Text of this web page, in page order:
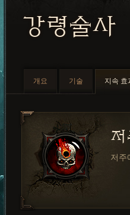
강령술사
개요 기술 지속 효
저주